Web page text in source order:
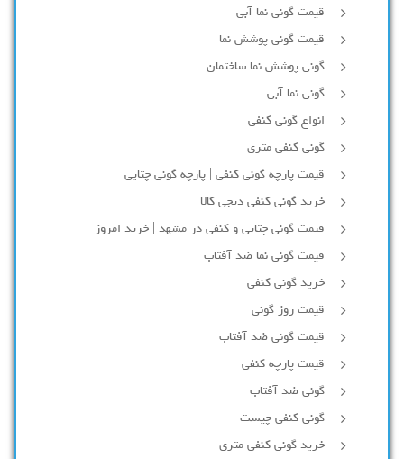
قیمت گونی نما آبی
قیمت گونی پوشش نما
گونی پوشش نما ساختمان
گونی نما آبی
انواع گونی کنفی
گونی کنفی متری
قیمت پارچه گونی کنفی | پارچه گونی چتایی
خرید گونی کنفی دیجی کالا
قیمت گونی چتایی و کنفی در مشهد | خرید امروز
قیمت گونی نما ضد آفتاب
خرید گونی کنفی
قیمت روز گونی
قیمت گونی ضد آفتاب
قیمت پارچه کنفی
گونی ضد آفتاب
گونی کنفی چیست
خرید گونی کنفی متری